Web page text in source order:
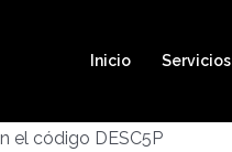
Inicio Servicios
el código DESC5P